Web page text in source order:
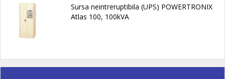
Sursa neintreruptibila (UPS) POWERTRONIX
Atlas 100, 100kVA